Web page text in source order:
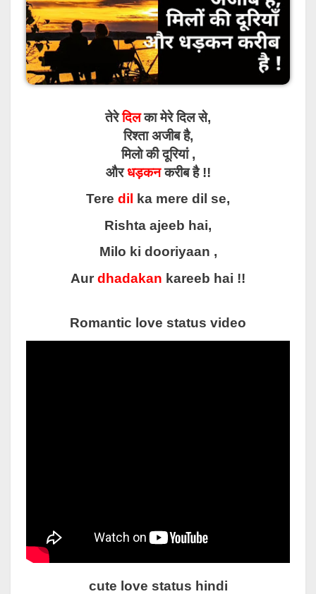
तेरेदिलका मेरे दिल से,
रिश्ता अजीब है,
मिलो की दूरियां ,
औरधड़कनकरीब है !!
Tere dil
ka mere dil se,
Rishta ajeeb hai,
Milo ki dooriyaan ,
Aur dhadakan kareeb hai !!
Romantic love status video
cute love status hindi